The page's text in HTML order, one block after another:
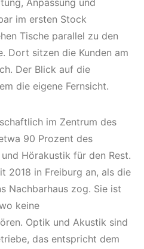
Anpassung und
im ersten Stock
Tische parallel zu den
Dort sitzen die Kunden am
Der Blick auf die
die eigene Fernsicht.
im Zentrum des
90 Prozent des
Hörakustik für den Rest.
2018 in Freiburg an, als die
Nachbarhaus zog. Sie ist
keine
Optik und Akustik sind
das entspricht dem